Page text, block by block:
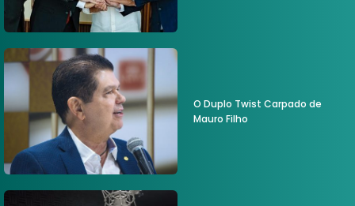
O Duplo Twist Carpado de
Mauro Filho